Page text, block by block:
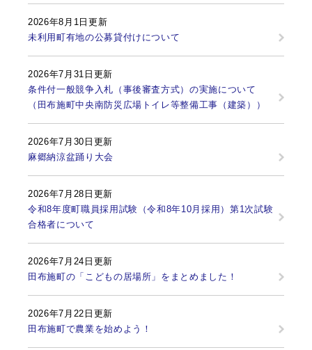
2026年8月1日更新
未利用町有地の公募貸付けについて
2026年7月31日更新
条件付一般競争入札（事後審査方式）の実施について
（田布施町中央南防災広場トイレ等整備工事（建築））
2026年7月30日更新
麻郷納涼盆踊り大会
2026年7月28日更新
令和8年度町職員採用試験（令和8年10月採用）第1次試験
合格者について
2026年7月24日更新
田布施町の「こどもの居場所」をまとめました！
2026年7月22日更新
田布施町で農業を始めよう！